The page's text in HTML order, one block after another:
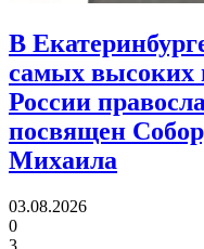
В
самых высоких
России
посвящен
Михаила
03.08.2026
0